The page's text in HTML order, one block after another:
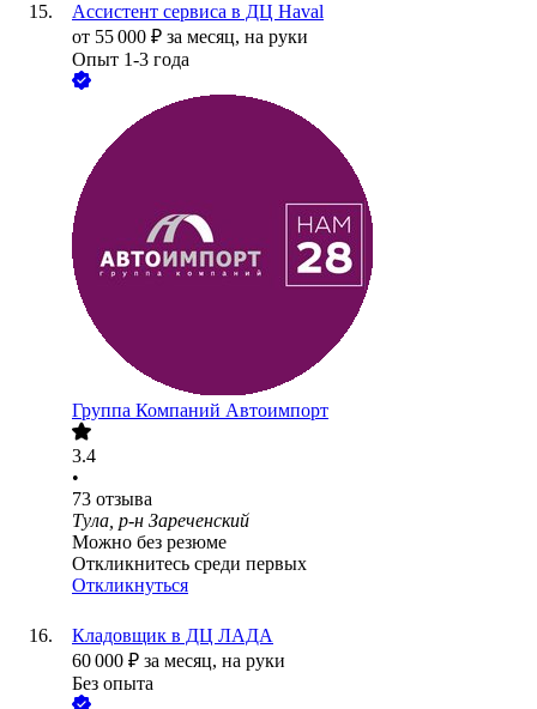
Ассистент сервиса в ДЦ Haval
от 55 000 ₽ за месяц, на руки
Опыт 1-3 года
Группа Компаний Автоимпорт
3.4
•
73 отзыва
Тула, р-н Зареченский
Можно без резюме
Откликнитесь среди первых
Откликнуться
Кладовщик в ДЦ ЛАДА
60 000 ₽ за месяц, на руки
Без опыта